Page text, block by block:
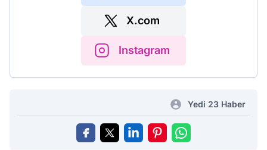
X.com
Instagram
Yedi 23 Haber